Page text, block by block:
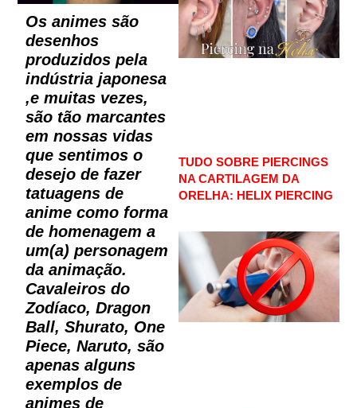
Os animes são
desenhos
produzidos pela
indústria japonesa
,e muitas vezes,
são tão marcantes
em nossas vidas
que sentimos o
desejo de fazer
tatuagens de
anime como forma
de homenagem a
um(a) personagem
da animação.
Cavaleiros do
Zodíaco, Dragon
Ball, Shurato, One
Piece, Naruto, são
apenas alguns
exemplos de
animes de
TUDO SOBRE PIERCINGS
NA CARTILAGEM DA
ORELHA: HELIX PIERCING